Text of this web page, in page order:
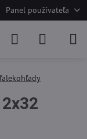
Panel používateľa